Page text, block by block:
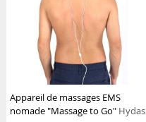
Appareil de massages EMS
nomade "Massage to Go" Hydas